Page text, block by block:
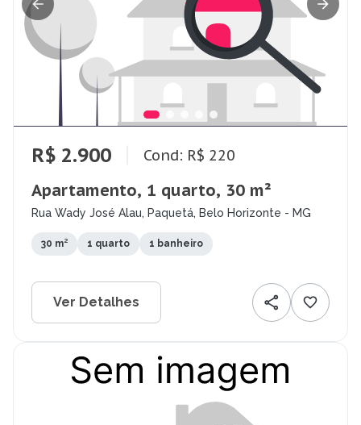
R$ 2.900 Cond: R$ 220
Apartamento, 1 quarto, 30 m²
Rua Wady José Alau, Paquetá, Belo Horizonte - MG
30 m² 1 quarto 1 banheiro
Ver Detalhes